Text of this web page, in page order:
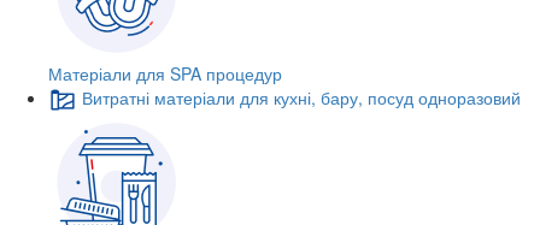
Матеріали для SPA процедур
Витратні матеріали для кухні, бару, посуд одноразовий